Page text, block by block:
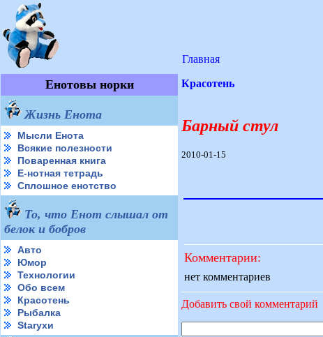
Главная
Енотовы норки
Жизнь Енота
Мысли Енота
Всякие полезности
Поваренная книга
Е-нотная тетрадь
Сплошное енотство
То, что Енот слышал от
белок и бобров
Авто
Юмор
Технологии
Обо всем
Красотень
Рыбалка
Starухи
Красотень
Барный стул
2010-01-15
Комментарии:
нет комментариев
Добавить свой комментарий